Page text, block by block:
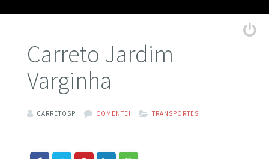
Carreto Jardim
Varginha
CARRETOSP COMENTE! TRANSPORTES